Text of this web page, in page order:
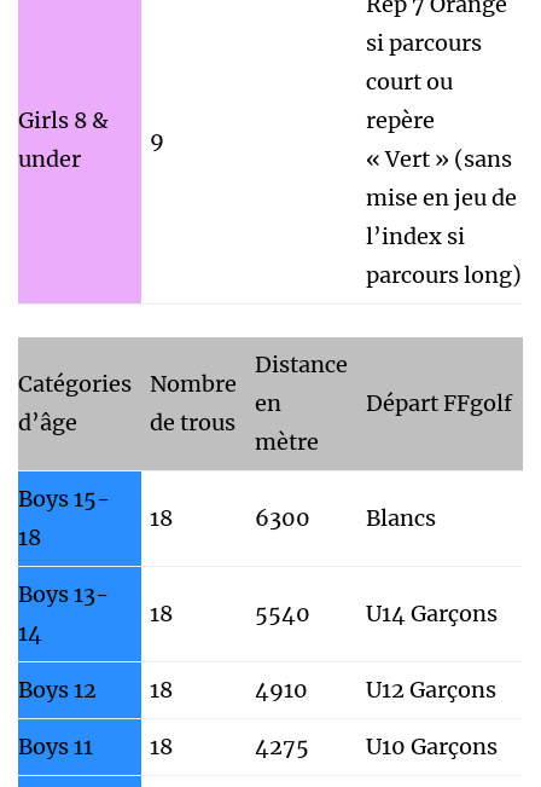
Girls 8 &
under
9
si parcours
court ou
repère
« Vert » (sans
mise en jeu de
l’index si
parcours long)
Catégories
d’âge
Nombre
de trous
Distance
en
mètre
Départ FFgolf
Boys 15-
18
18 6300 Blancs
Boys 13-
14
18 5540 U14 Garçons
Boys 12 18 4910 U12 Garçons
Boys 11 18 4275 U10 Garçons